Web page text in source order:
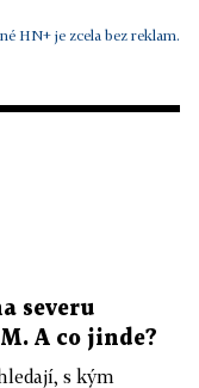
HN+ je zcela bez reklam.
severu
A co jinde?
s kým